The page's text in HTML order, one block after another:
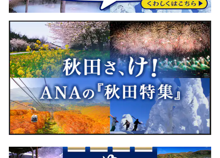
予約対象期間
2025/9/1～2026/2/27
出発対象期間
2025/11/1～2026/2/28
対象路線
山口宇部・岩国発大館能代
対象宿泊地
秋田県、安比リゾート、十和田プリンス、
八幡平市、弘前市、深浦町、黒石市、平川
市、藤崎町、大鰐町、田舎館村、鰺ヶ沢
町、西目屋村
本キャンペーンは
終了いたしました
予約対象期間
2025/9/1～2026/2/27
出発対象期間
2025/11/1～2026/2/28
対象路線
大館能代発佐賀
対象宿泊地
佐賀県、福岡県
利用人数
1名様
本キャンペーンは
終了いたしました
予約対象期間
2025/9/1～2026/2/27
出発対象期間
2025/11/1～2026/2/28
対象路線
大館能代発山口宇部・岩国
対象宿泊地
山口県、広島県
利用人数
1名様
本キャンペーンは
終了いたしました